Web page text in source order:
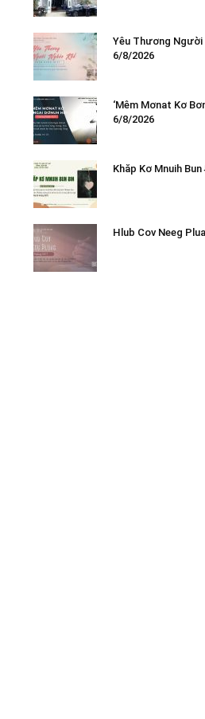
Yêu Thương Người
6/8/2026
‘Mêm Mơnat Kơ
6/8/2026
Khăp Kơ Mnuih
Hlub Cov Neeg